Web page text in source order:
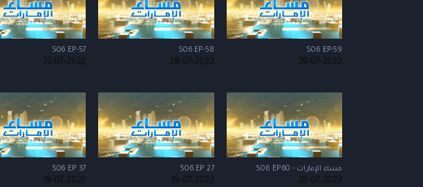
S06 EP-59
29-07-2022
S06 EP-58
28-07-2022
S06 EP-57
27-07-2022
مساء الإمارات - S06 EP60
20-07-2022
S06 EP 27
19-07-2022
S06 EP 37
18-07-2022